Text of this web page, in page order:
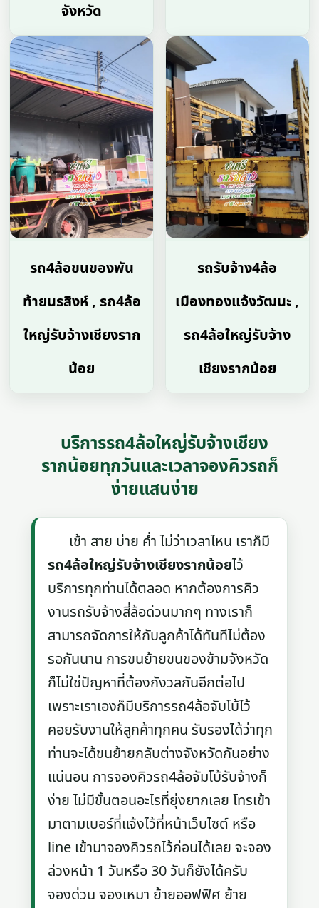
จังหวัด
รถ4ล้อขนของพัน
ท้ายนรสิงห์ , รถ4ล้อ
ใหญ่รับจ้างเชียงราก
น้อย
รถรับจ้าง4ล้อ
เมืองทองแจ้งวัฒนะ ,
รถ4ล้อใหญ่รับจ้าง
เชียงรากน้อย
บริการรถ4ล้อใหญ่รับจ้างเชียง
รากน้อยทุกวันและเวลาจองคิวรถก็
ง่ายแสนง่าย
เช้า สาย บ่าย ค่ำ ไม่ว่าเวลาไหน เราก็มี
รถ4ล้อใหญ่รับจ้างเชียงรากน้อยไว้
บริการทุกท่านได้ตลอด หากต้องการคิว
งานรถรับจ้างสี่ล้อด่วนมากๆ ทางเราก็
สามารถจัดการให้กับลูกค้าได้ทันทีไม่ต้อง
รอกันนาน การขนย้ายขนของข้ามจังหวัด
ก็ไม่ใช่ปัญหาที่ต้องกังวลกันอีกต่อไป
เพราะเราเองก็มีบริการรถ4ล้อจับโบ้ไว้
คอยรับงานให้ลูกค้าทุกคน รับรองได้ว่าทุก
ท่านจะได้ขนย้ายกลับต่างจังหวัดกันอย่าง
แน่นอน การจองคิวรถ4ล้อจัมโบ้รับจ้างก็
ง่าย ไม่มีขั้นตอนอะไรที่ยุ่งยากเลย โทรเข้า
มาตามเบอร์ที่แจ้งไว้ที่หน้าเว็บไซต์ หรือ
line เข้ามาจองคิวรถไว้ก่อนได้เลย จะจอง
ล่วงหน้า 1 วันหรือ 30 วันก็ยังได้ครับ
จองด่วน จองเหมา ย้ายออฟฟิศ ย้าย